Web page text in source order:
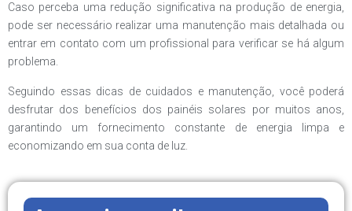
Caso perceba uma redução significativa na produção de energia,
pode ser necessário realizar uma manutenção mais detalhada ou
entrar em contato com um profissional para verificar se há algum
problema.
Seguindo essas dicas de cuidados e manutenção, você poderá
desfrutar dos benefícios dos painéis solares por muitos anos,
garantindo um fornecimento constante de energia limpa e
economizando em sua conta de luz.